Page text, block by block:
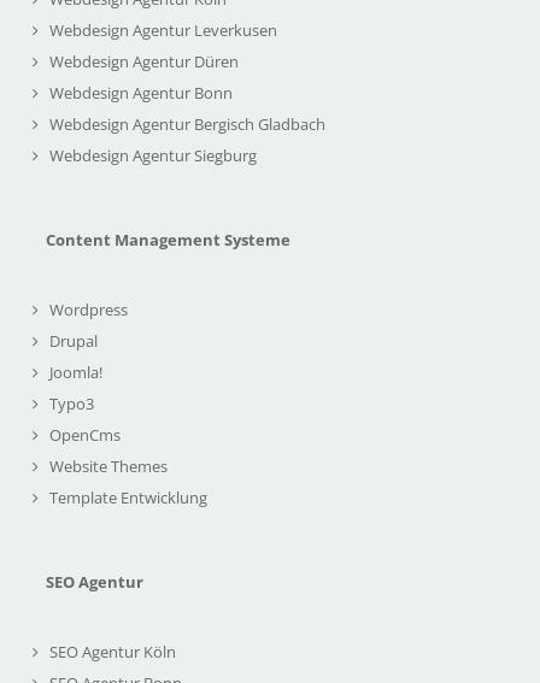
Webdesign Agentur Leverkusen
Webdesign Agentur Düren
Webdesign Agentur Bonn
Webdesign Agentur Bergisch Gladbach
Webdesign Agentur Siegburg
Content Management Systeme
Wordpress
Drupal
Joomla!
Typo3
OpenCms
Website Themes
Template Entwicklung
SEO Agentur
SEO Agentur Köln